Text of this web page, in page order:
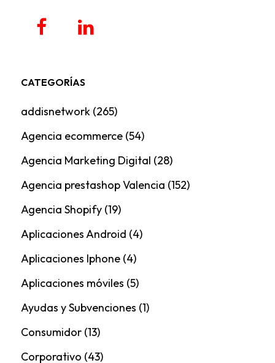
CATEGORÍAS
addisnetwork(265)
Agencia ecommerce(54)
Agencia Marketing Digital (28)
Agencia prestashop Valencia (152)
Agencia Shopify(19)
Aplicaciones Android (4)
Aplicaciones Iphone(4)
Aplicaciones móviles (5)
Ayudas y Subvenciones (1)
Consumidor(13)
Corporativo (43)